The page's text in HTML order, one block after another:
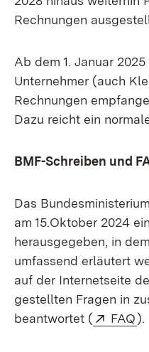
Rechnungen
Ab dem 1. Januar
Unternehmer (auch
Rechnungen
Dazu reicht ein
BMF-Schreiben und
Das
am 15.Oktober 2024 ein
herausgegeben, in
umfassend erläutert
auf der Internetseite
gestellten Fragen in
beantwortet (
Extern:
FAQ).